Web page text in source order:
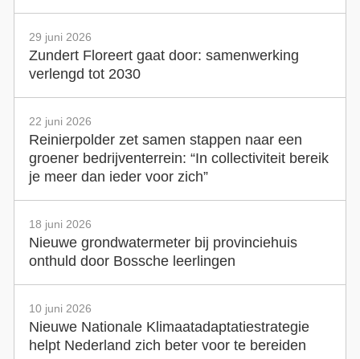
29 juni 2026
Zundert Floreert gaat door: samenwerking
verlengd tot 2030
22 juni 2026
Reinierpolder zet samen stappen naar een
groener bedrijventerrein: “In collectiviteit bereik
je meer dan ieder voor zich”
18 juni 2026
Nieuwe grondwatermeter bij provinciehuis
onthuld door Bossche leerlingen
10 juni 2026
Nieuwe Nationale Klimaatadaptatiestrategie
helpt Nederland zich beter voor te bereiden